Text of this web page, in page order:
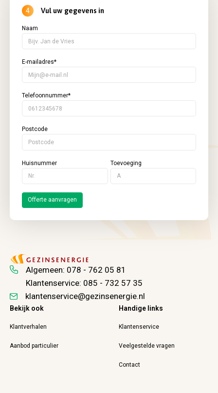
4 Vul uw gegevens in
Naam
E-mailadres*
Telefoonnummer*
Postcode
Huisnummer Toevoeging
Offerte aanvragen
Algemeen: 078 - 762 05 81
Klantenservice: 085 - 732 57 35
klantenservice@gezinsenergie.nl
Bekijk ook
Klantverhalen
Aanbod particulier
Handige links
Klantenservice
Veelgestelde vragen
Contact